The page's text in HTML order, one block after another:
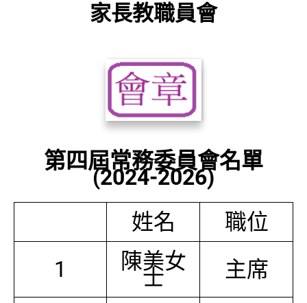
家長教職員會
第四屆常務委員會名單
(2024-2026)
姓名
職位
1
陳美女
士 主席